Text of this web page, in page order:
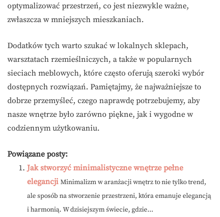
optymalizować przestrzeń, co jest niezwykle ważne,
zwłaszcza w mniejszych mieszkaniach.
Dodatków tych warto szukać w lokalnych sklepach,
warsztatach rzemieślniczych, a także w popularnych
sieciach meblowych, które często oferują szeroki wybór
dostępnych rozwiązań. Pamiętajmy, że najważniejsze to
dobrze przemyśleć, czego naprawdę potrzebujemy, aby
nasze wnętrze było zarówno piękne, jak i wygodne w
codziennym użytkowaniu.
Powiązane posty:
Jak stworzyć minimalistyczne wnętrze pełne
elegancji Minimalizm w aranżacji wnętrz to nie tylko trend,
ale sposób na stworzenie przestrzeni, która emanuje elegancją
i harmonią. W dzisiejszym świecie, gdzie...